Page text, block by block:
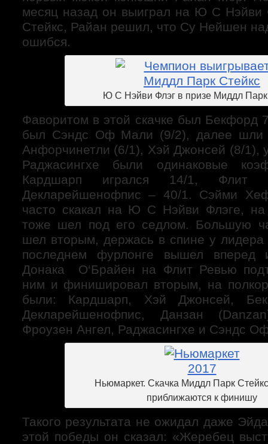
месяц назад он выиграл на Ю С Нэйви
Стейкс, Райан решил, что Су Нейшен
ошибся.
Ю С Нэйви Флэг в призе Миддл Парк
Фаворитом в этой скачке был Бекфорд
был Сэндс Оф Мали (9/2), далее шли
Анфорчинетли (6/1), Хэй Джонсей (8/
Раджасингхе были одинаковые
Кардшарп игрался 14/1,
Декларейшенофпис – 40/1. Сэйми
часто скакал на Ю С Нэйви Флэге, на
тоже шел под его седлом. Большую
шел вторым, держась в спине у
последнем фурлонге вышел вперед
Донака O‘Брайен на Флит Ревью
ним и финишировал вторым, на
были: Кардшарп, Хэй Джонсей,
Декларейшенофпис, Данзан
Фроузен Ангел, Раджасингхе и Сэндс
Ньюмаркет. Скачка Миддл Парк
приближаются к финишу
Такого результата не ожидал даже
этой победы он сказал: «Жеребец